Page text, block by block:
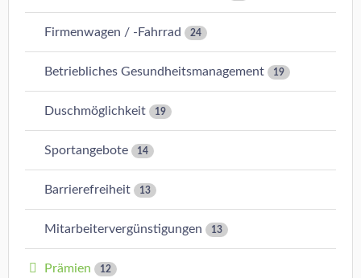
Firmenwagen / -Fahrrad 24
Betriebliches Gesundheitsmanagement 19
Duschmöglichkeit 19
Sportangebote 14
Barrierefreiheit 13
Mitarbeitervergünstigungen 13
Prämien 12